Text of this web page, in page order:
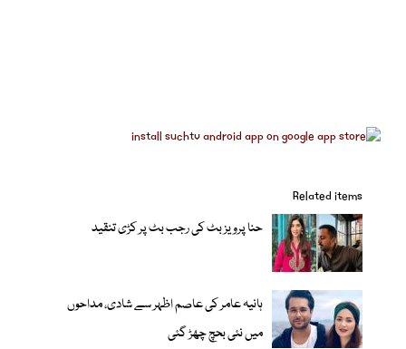
Related items
حنا پرویز بٹ کی رجب بٹ پر کڑی تنقید
ہانیہ عامر کی عاصم اظہر سے شادی، مداحوں
میں نئی بحچ چھڑ گئی